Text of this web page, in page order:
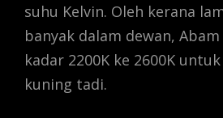
suhu Kelvin. Oleh kerana
banyak dalam dewan,
kadar 2200K ke 2600K
kuning tadi.